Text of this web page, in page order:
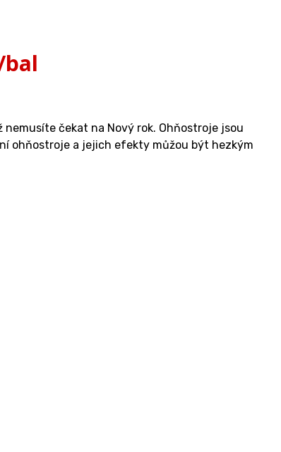
bal
čekat na Nový rok. Ohňostroje jsou
ohňostroje a jejich efekty můžou být hezkým